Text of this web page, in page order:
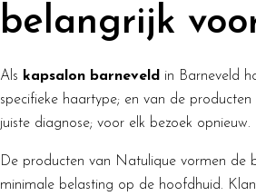
belangrijk
Als kapsalon barneveld in Barneveld
specifieke haartype; en van de
juiste diagnose; voor elk bezoek opnieuw.
De producten van Natulique vormen de
minimale belasting op de hoofdhuid.